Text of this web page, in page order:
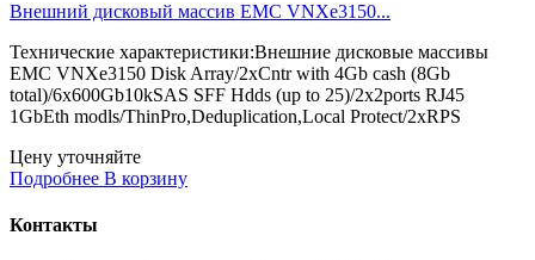
Внешний дисковый массив EMC VNXe3150...
Технические характеристики:Внешние дисковые массивы
EMC VNXe3150 Disk Array/2xCntr with 4Gb cash (8Gb
total)/6x600Gb10kSAS SFF Hdds (up to 25)/2x2ports RJ45
1GbEth modls/ThinPro,Deduplication,Local Protect/2xRPS
Цену уточняйте
Подробнее В корзину
Контакты